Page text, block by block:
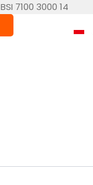
BSI 7100 3000 14